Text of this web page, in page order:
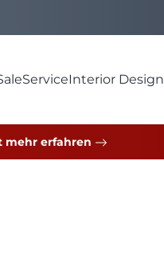
ServiceInterior Design
mehr erfahren